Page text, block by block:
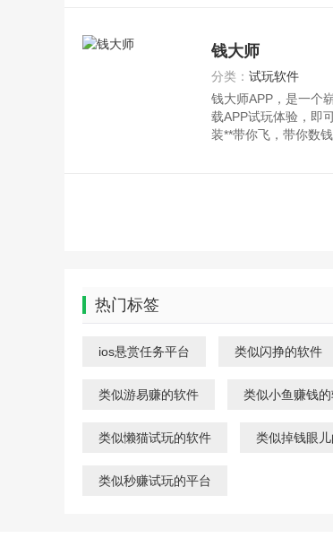
钱大师
分类： 试玩软件
钱大师APP，是一个
载APP试玩体验，即
装**带你飞，带你数钱
热门标签
ios悬赏任务平台 类似闪挣的软件
类似游易赚的软件 类似小鱼赚钱
类似懒猫试玩的软件 类似掉钱眼
类似秒赚试玩的平台